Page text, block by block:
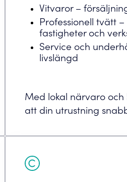
Vitvaror –
Professionell tvätt
fastigheter och
Service och
livslängd
Med lokal närvaro och
att din utrustning